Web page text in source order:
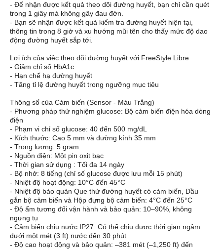
- Để nhận được kết quả theo dõi đường huyết, bạn chỉ cần quét
trong 1 giây mà không gây đau đớn.
- Bạn sẽ nhận được kết quả kiểm tra đường huyết hiện tại,
thông tin trong 8 giờ và xu hướng mũi tên cho thấy mức độ dao
động đường huyết sắp tới.
Lợi ích của việc theo dõi đường huyết với FreeStyle Libre
- Giảm chỉ số HbA1c
- Hạn chế hạ đường huyết
- Tăng tỉ lệ đường huyết trong ngưỡng mục tiêu
Thông số của Cảm biến (Sensor - Màu Trắng)
- Phương pháp thử nghiệm glucose: Bộ cảm biến điện hóa dòng
điện
- Phạm vi chỉ số glucose: 40 đến 500 mg/dL
- Kích thước: Cao 5 mm và đường kính 35 mm
- Trọng lượng: 5 gram
- Nguồn điện: Một pin oxit bạc
- Thời gian sử dụng : Tối đa 14 ngày
- Bộ nhớ: 8 tiếng (chỉ số glucose được lưu mỗi 15 phút)
- Nhiệt độ hoạt động: 10°C đến 45°C
- Nhiệt độ bảo quản Que thử đường huyết có cảm biến, Đầu
gắn bộ cảm biến và Hộp đựng bộ cảm biến: 4°C đến 25°C
- Độ ẩm tương đối vận hành và bảo quản: 10–90%, không
ngưng tụ
- Cảm biến chịu nước IP27: Có thể chịu được thời gian ngâm
dưới một mét (3 ft) nước đến 30 phút
- Độ cao hoạt động và bảo quản: –381 mét (–1,250 ft) đến